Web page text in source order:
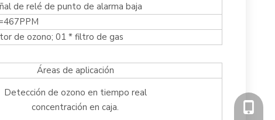
de relé de punto de alarma baja
de ozono; 01 * filtro de gas
Áreas de aplicación
Detección de ozono en tiempo real
concentración en caja.
+86-